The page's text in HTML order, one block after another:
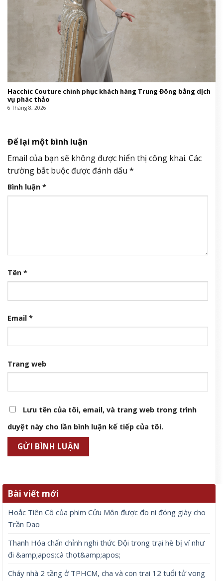
Hacchic Couture chinh phục khách hàng Trung Đông bằng dịch
vụ phác thảo
6 Tháng 8, 2026
Để lại một bình luận
Email của bạn sẽ không được hiển thị công khai. Các
trường bắt buộc được đánh dấu *
Bình luận *
Tên *
Email *
Trang web
Lưu tên của tôi, email, và trang web trong trình
duyệt này cho lần bình luận kế tiếp của tôi.
Bài viết mới
Hoắc Tiên Cô của phim Cửu Môn được đo ni đóng giày cho
Trần Dao
Thanh Hóa chấn chỉnh nghi thức Đội trong trại hè bị ví như
đi &amp;apos;cà thọt&amp;apos;
Cháy nhà 2 tầng ở TPHCM, cha và con trai 12 tuổi tử vong